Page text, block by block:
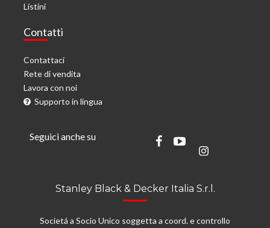
Listini
Contatti
Contattaci
Rete di vendita
Lavora con noi
Supporto in lingua
Seguici anche su
Stanley Black & Decker Italia S.r.l.
Societá a Socio Unico soggetta a coord. e controllo